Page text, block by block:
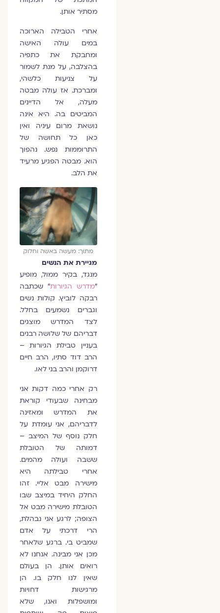
מסתיר אותן.
אחרי הטבילה הארוכה
במים עולה האישה
ומחבקת את כתפיה
בהצלבה, על מנת לשמור
על צניעות כלשהי,
ומברכת. אז עולה מבטה
מעלה, אל הדיינים
המביטים בה. היא אינה
נושאת מרום עיניה ואין
כאן כל תחושה של
התרוממות נפש. נהפוך
הוא. מבטה הפגיע מרעיד
את הלב.
מתוך: מעשה באשה וחלוק
מגיירת את הנשים
מנגד, בקיר ממול, מופיע
"מדרש הגיורות" שכתבה
רבקה לוביץ. קולות נשים
וגברים נשמעים בחלל.
לצד המדרש מוצגים
דבריהם של שלושה רבנים
בעניין טבילת הגיורות –
הרב דוד סתיו, הרב חיים
דרוקמן והרב בני לאו.
רק אחרי כמה דקות אני
מבחינה שבעודי קוראת
את המדרש ומאזינה
לדבריהם, אני עומדת על
חלק נוסף של המיצב –
דמותה של הטובלת
ששבה ועולה מהמים.
אחרי טבילתה היא
מישירה מבט אליי. זהו
החלק היחיד במיצב שבו
הטובלת מישירה מבט אל
הצופה; לרגע אני נבהלת,
הרי דרכתי על אדם
שמביט בי. ברגע שלאחר
מכן אני מבינה. אנחנו לא
רואים אותן. הן בעולם
שאין לנו חלק בו. הן
מרגישות דחויות
ומושפלות ואנו, שלא